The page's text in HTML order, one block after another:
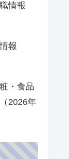
情報
報
・食品
2026年